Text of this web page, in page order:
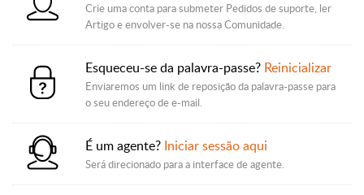
Crie uma conta para submeter Pedidos de suporte, ler
Artigo e envolver-se na nossa Comunidade.
Esqueceu-se da palavra-passe? Reinicializar
Enviaremos um link de reposição da palavra-passe para
o seu endereço de e-mail.
É um agente? Iniciar sessão aqui
Será direcionado para a interface de agente.